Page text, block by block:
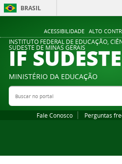
ACESSIBILIDADE ALTO
BRASIL
INSTITUTO FEDERAL DE EDUCAÇÃO,
SUDESTE DE MINAS GERAIS
IF
MINISTÉRIO DA EDUCAÇÃO
Buscar no portal
Fale Conosco Perguntas